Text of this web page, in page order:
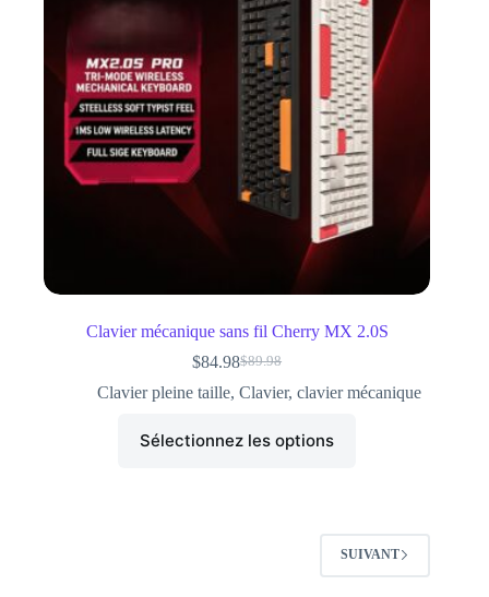
Clavier mécanique sans fil Cherry MX 2.0S
$89.98
$84.98
Clavier pleine taille, Clavier, clavier mécanique
Sélectionnez les options
SUIVANT